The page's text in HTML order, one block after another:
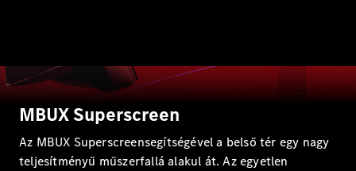
Konfigurátor
Online
Bemutatóterem
Kompakt
MBUX Superscreen
Az MBUX Superscreensegítségével a belső tér egy nagy
teljesítményű műszerfallá alakul át. Az egyetlen